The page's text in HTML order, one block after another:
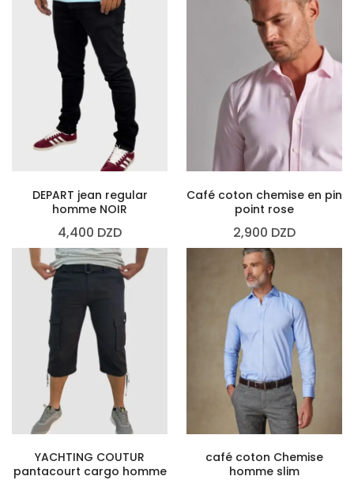
DEPART jean regular
homme NOIR
4,400 DZD
Café coton chemise en pin
point rose
2,900 DZD
YACHTING COUTUR
pantacourt cargo homme
café coton Chemise
homme slim